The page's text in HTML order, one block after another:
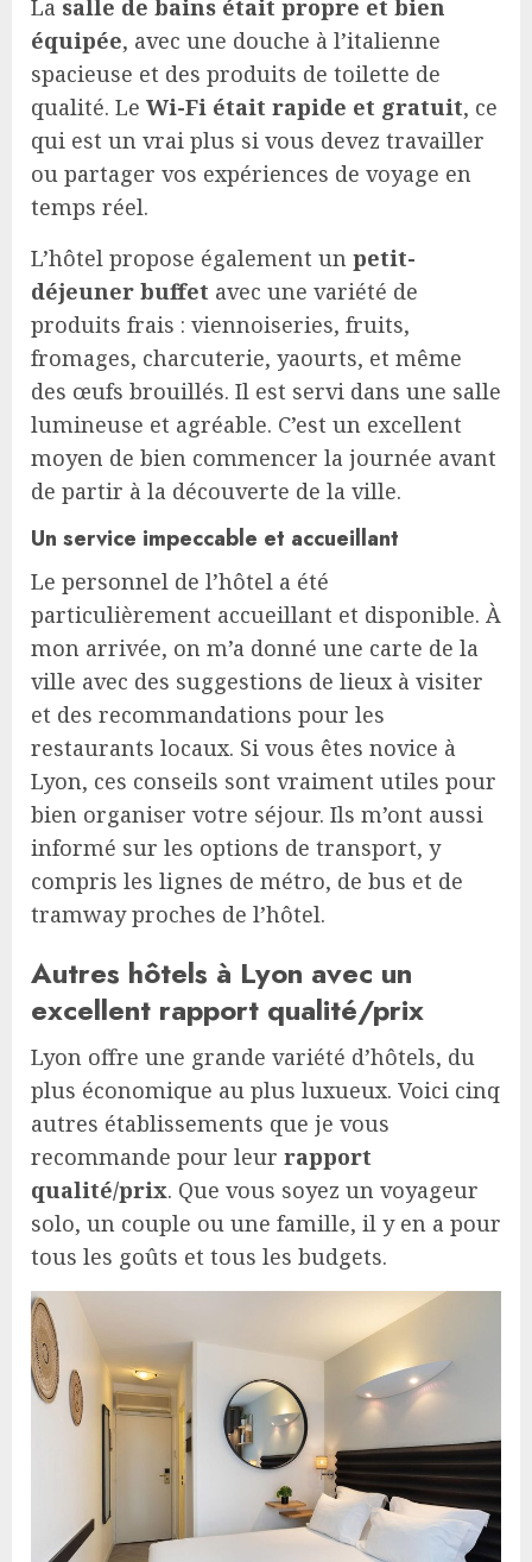
La salle de bains était propre et bien
équipée, avec une douche à l’italienne
spacieuse et des produits de toilette de
qualité. Le Wi-Fi était rapide et gratuit, ce
qui est un vrai plus si vous devez travailler
ou partager vos expériences de voyage en
temps réel.
L’hôtel propose également un petit-
déjeuner buffet avec une variété de
produits frais : viennoiseries, fruits,
fromages, charcuterie, yaourts, et même
des œufs brouillés. Il est servi dans une salle
lumineuse et agréable. C’est un excellent
moyen de bien commencer la journée avant
de partir à la découverte de la ville.
Un service impeccable et accueillant
Le personnel de l’hôtel a été
particulièrement accueillant et disponible. À
mon arrivée, on m’a donné une carte de la
ville avec des suggestions de lieux à visiter
et des recommandations pour les
restaurants locaux. Si vous êtes novice à
Lyon, ces conseils sont vraiment utiles pour
bien organiser votre séjour. Ils m’ont aussi
informé sur les options de transport, y
compris les lignes de métro, de bus et de
tramway proches de l’hôtel.
Autres hôtels à Lyon avec un
excellent rapport qualité/prix
Lyon offre une grande variété d’hôtels, du
plus économique au plus luxueux. Voici cinq
autres établissements que je vous
recommande pour leur rapport
qualité/prix. Que vous soyez un voyageur
solo, un couple ou une famille, il y en a pour
tous les goûts et tous les budgets.